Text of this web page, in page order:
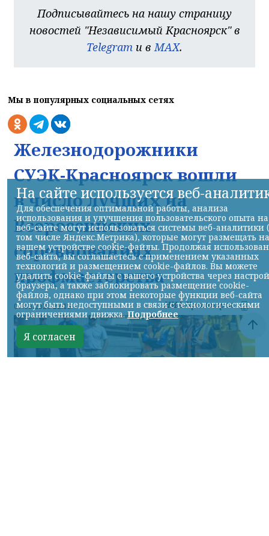
Подписывайтесь на нашу страницу
новостей "Независимый Красноярск" в
Telegram и вMAX.
Мы в популярных социальных сетях
Железнодорожники
СУЭК-Красноярск вошли
в число лучших на
Всероссийских
соревнованиях
профмастерства
07.08.2026 22:13 НИА-Красноярск
На сайте используется веб-
Для обеспечения оптимальной работы, анализа
использования и улучшения пользовательского опыта на
веб-сайте могут использоваться системы веб-аналитики
том числе Яндекс.Метрика), которые могут размещать на
вашем устройстве cookie-файлы. Продолжая
веб-сайта, вы соглашаетесь с применением указанных
технологий и размещением cookie-файлов. Вы можете
удалить cookie-файлы с вашего устройства через
браузера, а также заблокировать размещение cookie-
файлов, однако при этом некоторые функции веб-сайта
могут быть недоступными в связи с технологическими
ограничениями движка.Подробнее
Я согласен